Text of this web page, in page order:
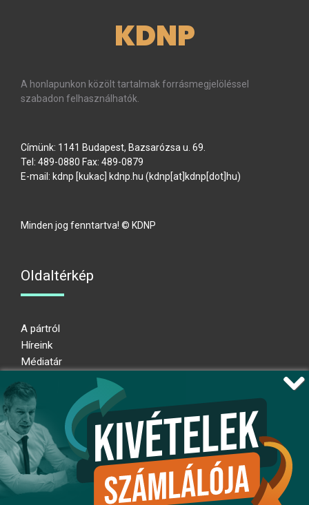
KDNP
A honlapunkon közölt tartalmak forrásmegjelöléssel
szabadon felhasználhatók.
Címünk: 1141 Budapest, Bazsarózsa u. 69.
Tel: 489-0880 Fax: 489-0879
E-mail: kdnp [kukac] kdnp hu (kdnp[at]kdnp[dot]hu)
Minden jog fenntartva! © KDNP
Oldaltérkép
A pártról
Híreink
Médiatár
Adatkezelési nyilatkozat
Átláthatósági nyilatkozat
Ugrás az oldal tetejére
Kövessen minket!